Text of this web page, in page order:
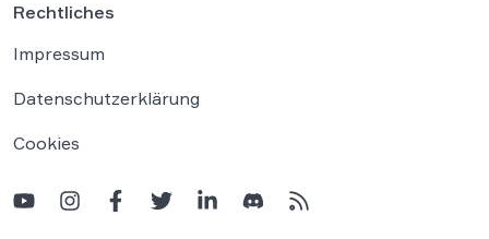
Rechtliches
Impressum
Datenschutzerklärung
Cookies